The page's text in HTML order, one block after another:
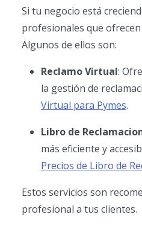
Si tu negocio está
profesionales que
Algunos de ellos son:
Reclamo Virtual:
la gestión de
Virtual para Pymes.
Libro de
más eficiente y
Precios de Libro de
Estos servicios son
profesional a tus clientes.